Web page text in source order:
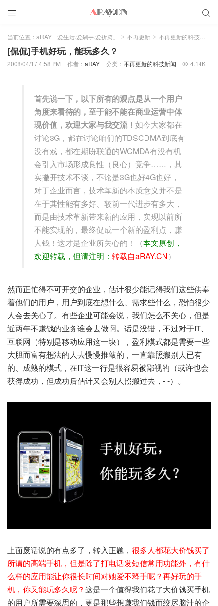
 
当前位置： aRAY「爱生活.爱剁手.爱折腾」 > 不再更新 > 不再更新的科技新闻
[侃侃]手机好玩，能玩多久？
2008/04/17 4:58 PM 作者： aRAY 分类： 不再更新的科技新闻  4.14K
首先说一下，以下所有的观点是从一个用户
角度来看待的，至于能不能在商业运营中体
现价值，欢迎大家与我交流！ 如今大家都在
讨论3G，都在讨论咱们的TDSCDMA到底有
没有戏，都在期盼联通的WCMDA有没有机
会引入市场形成良性（良心）竞争……，其
实撇开技术不谈，不论是3G也好4G也好，
对于企业而言，技术革新的本质意义并不是
在于其性能有多好、较前一代进步有多大，
而是由技术革新带来新的应用，实现以前所
不能实现的，最终促成一个新的盈利点，赚
大钱！这才是企业所关心的！（本文原创，
欢迎转载，但请注明： 转载自aRAY.CN）
然而正忙得不可开交的企业，估计很少能记得我们这些供奉
着他们的用户，用户到底在想什么、需求些什么，恐怕很少
人会去关心了。有些企业可能会说，我们怎么不关心，但是
近两年不赚钱的业务谁会去做啊。话是没错，不过对于IT、
互联网（特别是移动应用这一块），盈利模式都是需要一些
大胆而富有想法的人去慢慢推敲的，一直靠照搬别人已有
的、成熟的模式，在IT这一行是很容易被鄙视的（或许也会
获得成功，但成功后估计又会别人照搬过去，- -）。
上面废话说的有点多了，转入正题， 很多人都花大价钱买了
所谓的高端手机，但是除了打电话发短信常用功能外，有什
么样的应用能让你很长时间对她爱不释手呢？再好玩的手
机，你又能玩多久呢？这是一个值得我们花了大价钱买手机
的用户所需要深思的，更是那些想赚我们钱而绞尽脑汁的企